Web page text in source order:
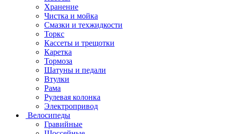
Хранение
Чистка и мойка
Смазки и техжидкости
Торкс
Кассеты и трещотки
Каретка
Тормоза
Шатуны и педали
Втулки
Рама
Рулевая колонка
Электропривод
Велосипеды
Гравийные